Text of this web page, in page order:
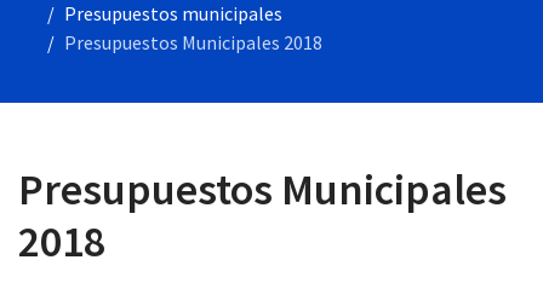
Presupuestos municipales
Presupuestos Municipales 2018
Presupuestos Municipales
2018